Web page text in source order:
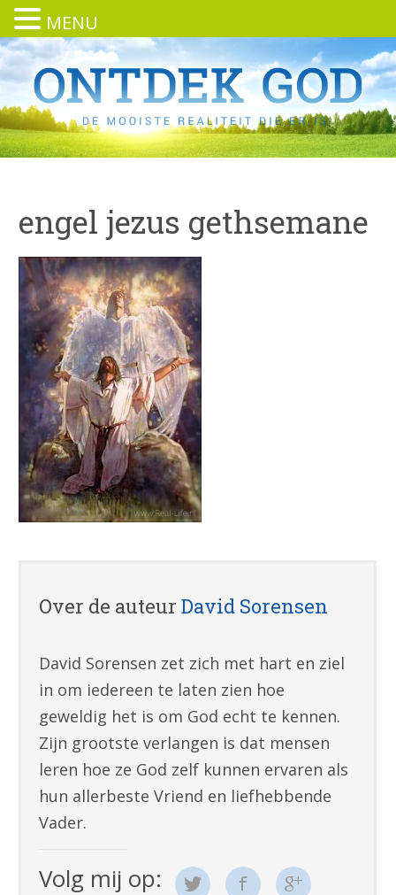
engel jezus gethsemane
Over de auteurDavid Sorensen
David Sorensen zet zich met hart en ziel
in om iedereen te laten zien hoe
geweldig het is om God echt te kennen.
Zijn grootste verlangen is dat mensen
leren hoe ze God zelf kunnen ervaren als
hun allerbeste Vriend en liefhebbende
Vader.
Volg mij op:
MENU